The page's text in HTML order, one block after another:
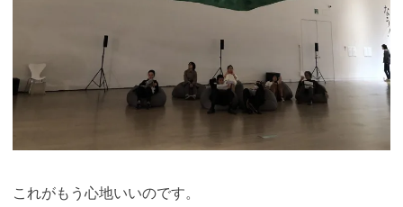
これがもう心地いいのです。